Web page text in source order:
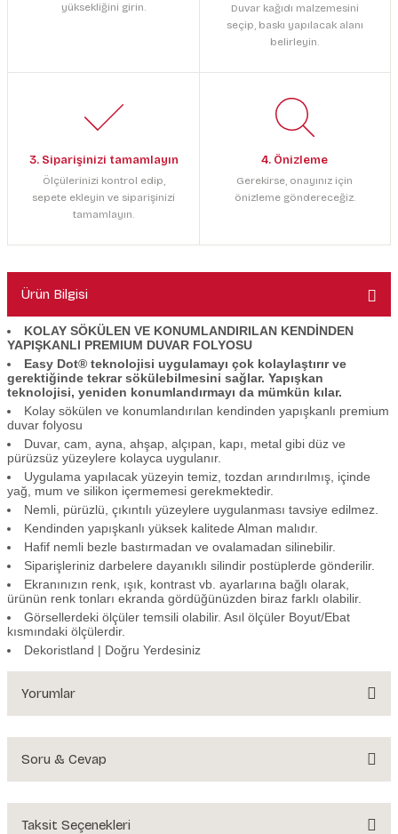
yüksekliğini girin.
Duvar kağıdı malzemesini
seçip, baskı yapılacak alanı
belirleyin.
3. Siparişinizi tamamlayın
Ölçülerinizi kontrol edip,
sepete ekleyin ve siparişinizi
tamamlayın.
4. Önizleme
Gerekirse, onayınız için
önizleme göndereceğiz.
Ürün Bilgisi
KOLAY SÖKÜLEN VE KONUMLANDIRILAN KENDİNDEN
YAPIŞKANLI PREMIUM DUVAR FOLYOSU
Easy Dot® teknolojisi uygulamayı çok kolaylaştırır ve
gerektiğinde tekrar sökülebilmesini sağlar. Yapışkan
teknolojisi, yeniden konumlandırmayı da mümkün kılar.
Kolay sökülen ve konumlandırılan kendinden yapışkanlı premium
duvar folyosu
Duvar, cam, ayna, ahşap, alçıpan, kapı, metal gibi düz ve
pürüzsüz yüzeylere kolayca uygulanır.
Uygulama yapılacak yüzeyin temiz, tozdan arındırılmış, içinde
yağ, mum ve silikon içermemesi gerekmektedir.
Nemli, pürüzlü, çıkıntılı yüzeylere uygulanması tavsiye edilmez.
Kendinden yapışkanlı yüksek kalitede Alman malıdır.
Hafif nemli bezle bastırmadan ve ovalamadan silinebilir.
Siparişleriniz darbelere dayanıklı silindir postüplerde gönderilir.
Ekranınızın renk, ışık, kontrast vb. ayarlarına bağlı olarak,
ürünün renk tonları ekranda gördüğünüzden biraz farklı olabilir.
Görsellerdeki ölçüler temsili olabilir. Asıl ölçüler Boyut/Ebat
kısmındaki ölçülerdir.
Dekoristland | Doğru Yerdesiniz
Yorumlar
Soru & Cevap
Ürün hakkında henüz soru sorulmamış.
Taksit Seçenekleri